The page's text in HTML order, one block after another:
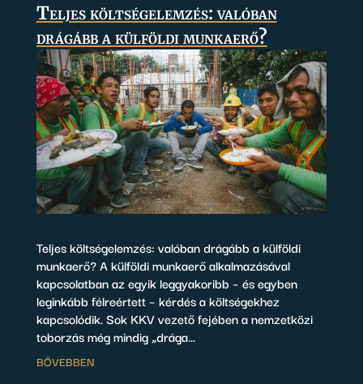
Teljes költségelemzés: valóban
drágább a külföldi munkaerő?
Teljes költségelemzés: valóban drágább a külföldi
munkaerő? A külföldi munkaerő alkalmazásával
kapcsolatban az egyik leggyakoribb – és egyben
leginkább félreértett – kérdés a költségekhez
kapcsolódik. Sok KKV vezető fejében a nemzetközi
toborzás még mindig „drága...
BŐVEBBEN